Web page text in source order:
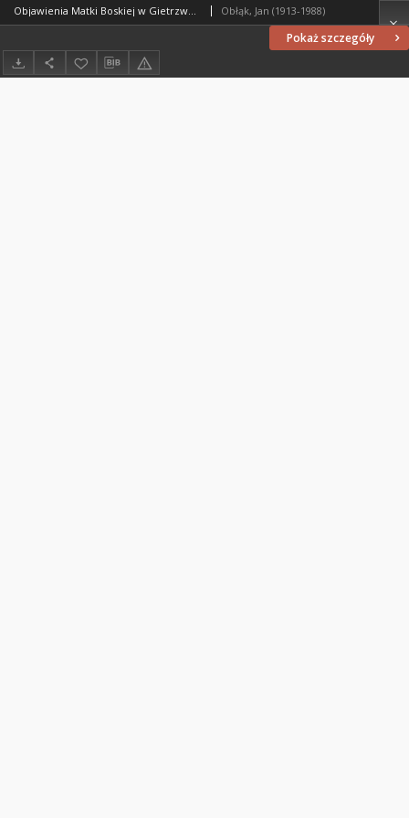
Pokaż szczegóły
Objawienia Matki Boskiej w Gietrzwałdzie : ich treść i autentyczność w opinii współczesnych : (w stulecie objawień) 1877-1977 Obłąk, Jan (1913-1988)